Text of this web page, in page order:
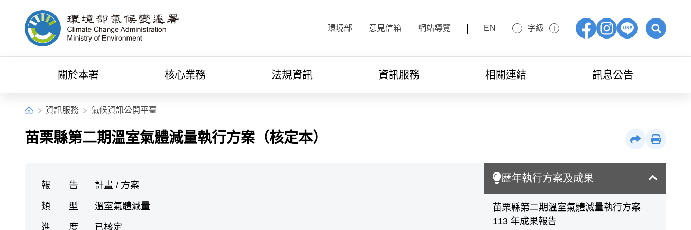
環境部 意見信箱 網站導覽 EN 字級
小字級
大字級
關於本署 核心業務 法規資訊 資訊服務 相關連結 訊息公告
首頁資訊服務 氣候資訊公開平臺
苗栗縣第二期溫室氣體減量執行方案（核定本）
報 告 計畫 / 方案
類 型 溫室氣體減量
進 度 已核定
歷年執行方案及成果
苗栗縣第二期溫室氣體減量執行方案
113 年成果報告